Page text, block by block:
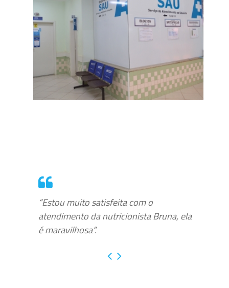
“Estou muito satisfeita com o
atendimento da nutricionista Bruna, ela
é maravilhosa”.